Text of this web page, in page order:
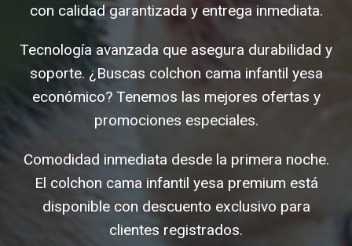
con calidad garantizada y entrega inmediata.
Tecnología avanzada que asegura durabilidad y
soporte. ¿Buscas colchon cama infantil yesa
económico? Tenemos las mejores ofertas y
promociones especiales.
Comodidad inmediata desde la primera noche.
El colchon cama infantil yesa premium está
disponible con descuento exclusivo para
clientes registrados.